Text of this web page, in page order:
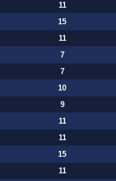
11
15
11
7
7
10
9
11
11
15
11